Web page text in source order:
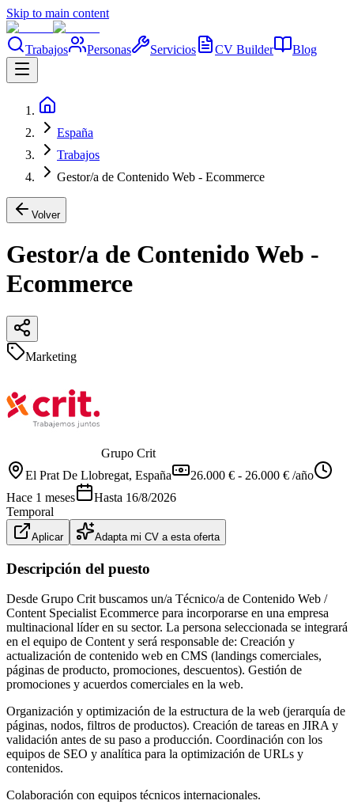
Skip to main content
Trabajos Personas Servicios CV Builder Blog
España
Trabajos
Gestor/a de Contenido Web - Ecommerce
Volver
Gestor/a de Contenido Web -
Ecommerce
Marketing
Grupo Crit
El Prat De Llobregat, España
26.000 € - 26.000 € /año
Hace 1 meses
Hasta 16/8/2026
Temporal
Aplicar Adapta mi CV a esta oferta
Descripción del puesto
Desde Grupo Crit buscamos un/a Técnico/a de Contenido Web /
Content Specialist Ecommerce para incorporarse en una empresa
multinacional líder en su sector. La persona seleccionada se integrará
en el equipo de Content y será responsable de: Creación y
actualización de contenido web en CMS (landings comerciales,
páginas de producto, promociones, descuentos). Gestión de
promociones y acuerdos comerciales en la web.
Organización y optimización de la estructura de la web (jerarquía de
páginas, nodos, filtros de productos). Creación de tareas en JIRA y
validación antes de su paso a producción. Coordinación con los
equipos de SEO y analítica para la optimización de URLs y
contenidos.
Colaboración con equipos técnicos internacionales.